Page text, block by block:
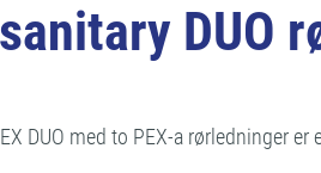
DUO med to PEX-a rørledninger